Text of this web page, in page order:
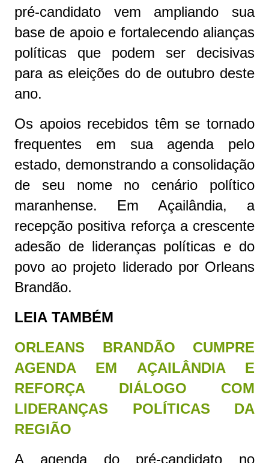
pré-candidato vem ampliando sua
base de apoio e fortalecendo alianças
políticas que podem ser decisivas
para as eleições do de outubro deste
ano.
Os apoios recebidos têm se tornado
frequentes em sua agenda pelo
estado, demonstrando a consolidação
de seu nome no cenário político
maranhense. Em Açailândia, a
recepção positiva reforça a crescente
adesão de lideranças políticas e do
povo ao projeto liderado por Orleans
Brandão.
LEIA TAMBÉM
ORLEANS BRANDÃO CUMPRE
AGENDA EM AÇAILÂNDIA E
REFORÇA DIÁLOGO COM
LIDERANÇAS POLÍTICAS DA
REGIÃO
A agenda do pré-candidato no